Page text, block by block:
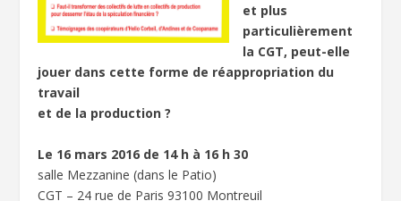
et plus
particulièrement
la CGT, peut-elle
jouer dans cette forme de réappropriation du
travail
et de la production ?
Le 16 mars 2016 de 14 h à 16 h 30
salle Mezzanine (dans le Patio)
CGT – 24 rue de Paris 93100 Montreuil